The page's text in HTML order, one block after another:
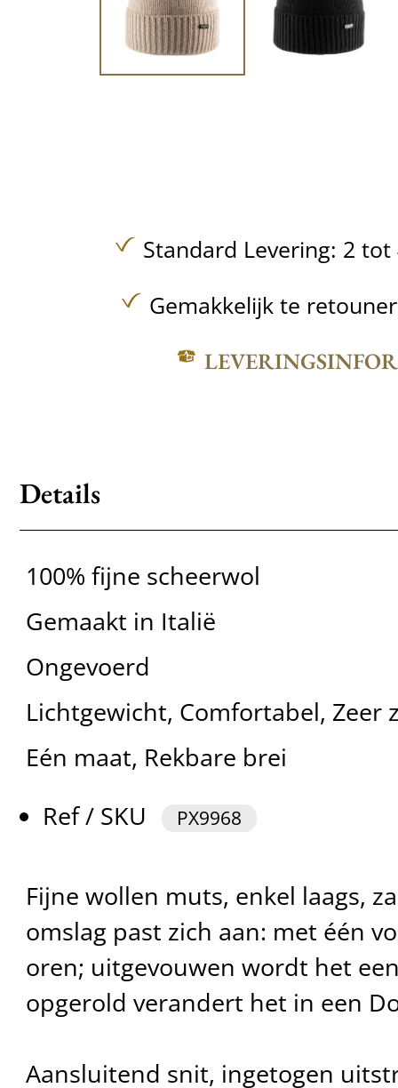
Standard Levering: 2
Gemakkelijk te
Details
100% fijne scheerwol
Gemaakt in Italië
Ongevoerd
Lichtgewicht, Comfortabel, Zeer
Eén maat, Rekbare brei
Ref / SKU
PX9968
Fijne wollen muts, enkel laags,
omslag past zich aan: met één
oren; uitgevouwen wordt het
opgerold verandert het in een
Aansluitend snit, ingetogen